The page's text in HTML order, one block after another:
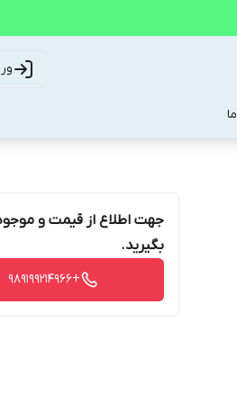
جهت اطلاع از قیمت و
بگیرید.
+989199214966